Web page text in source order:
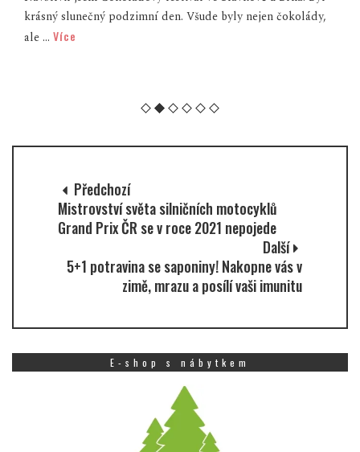
krásný slunečný podzimní den. Všude byly nejen čokolády,
ale ... Více
Předchozí
Mistrovství světa silničních motocyklů
Grand Prix ČR se v roce 2021 nepojede
Další
5+1 potravina se saponiny! Nakopne vás v
zimě, mrazu a posílí vaši imunitu
E-shop s nábytkem